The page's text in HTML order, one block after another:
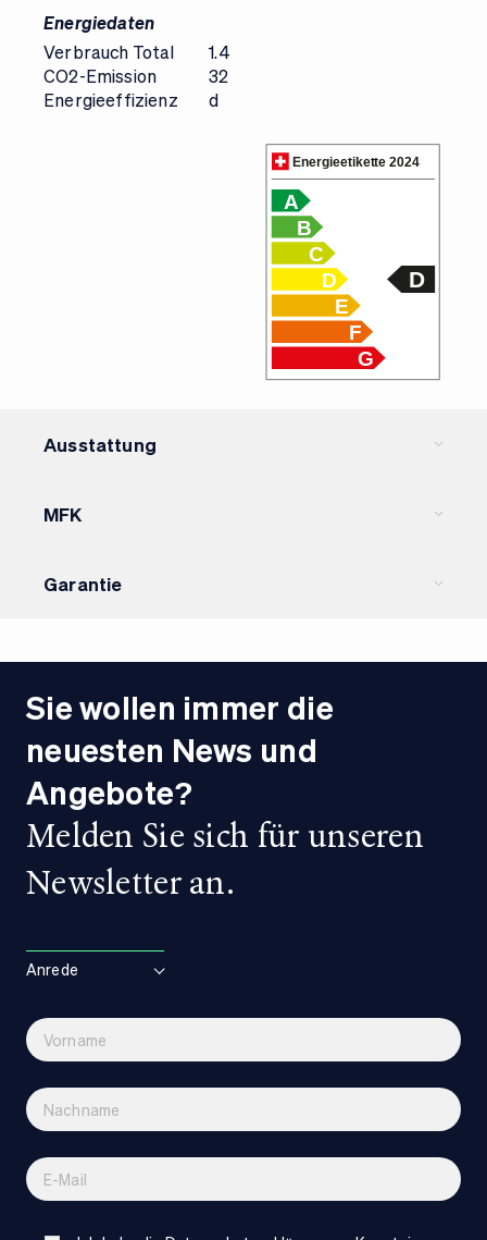
Energiedaten
Verbrauch Total
1.4
CO2-Emission
32
Energieeffizienz
d
Ausstattung
Optional Equipment
Standard Equipment
MFK
MFK
Garantie
Sie wollen immer die
neuesten News und
Angebote?
Melden Sie sich für unseren
Newsletter an.
Anrede